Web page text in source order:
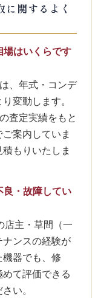
関するよく
はいくらです
、年式・コンデ
変動します。
査定実績をもと
案内していま
もりいたしま
・故障してい
店主・草間（一
ンスの経験が
器でも、修
て評価できる
い。